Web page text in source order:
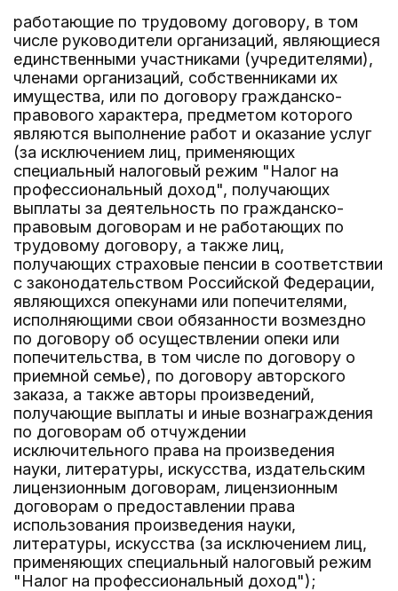
работающие по трудовому договору, в том
числе руководители организаций, являющиеся
единственными участниками (учредителями),
членами организаций, собственниками их
имущества, или по договору гражданско-
правового характера, предметом которого
являются выполнение работ и оказание услуг
(за исключением лиц, применяющих
специальный налоговый режим "Налог на
профессиональный доход", получающих
выплаты за деятельность по гражданско-
правовым договорам и не работающих по
трудовому договору, а также лиц,
получающих страховые пенсии в соответствии
с законодательством Российской Федерации,
являющихся опекунами или попечителями,
исполняющими свои обязанности возмездно
по договору об осуществлении опеки или
попечительства, в том числе по договору о
приемной семье), по договору авторского
заказа, а также авторы произведений,
получающие выплаты и иные вознаграждения
по договорам об отчуждении
исключительного права на произведения
науки, литературы, искусства, издательским
лицензионным договорам, лицензионным
договорам о предоставлении права
использования произведения науки,
литературы, искусства (за исключением лиц,
применяющих специальный налоговый режим
"Налог на профессиональный доход");